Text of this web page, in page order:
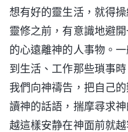
想有好的靈生活，就得
靈修之前，有意識地避
的心遠離神的人事物。
到生活、工作那些瑣事
我們向神禱告，把自己
讀神的話語，揣摩尋求
越這樣安静在神面前就